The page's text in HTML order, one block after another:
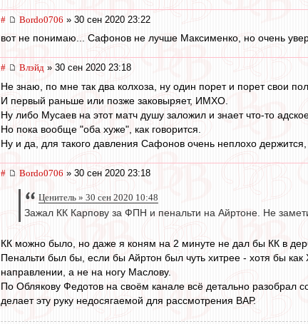
# Bordo0706 » 30 сен 2020 23:22
вот не понимаю... Сафонов не лучше Максименко, но очень
# Влэйд » 30 сен 2020 23:18
Не знаю, по мне так два колхоза, ну один порет и порет свои
И первый раньше или позже заковыряет, ИМХО.
Ну либо Мусаев на этот матч душу заложил и знает что-то
Но пока вообще "оба хуже", как говорится.
Ну и да, для такого давления Сафонов очень неплохо
# Bordo0706 » 30 сен 2020 23:18
Ценитель » 30 сен 2020 10:48
Зажал КК Карпову за ФПН и пенальти на Айртоне. Не
КК можно было, но даже я коням на 2 минуте не дал бы КК в
Пенальти был бы, если бы Айртон был чуть хитрее - хотя бы
направлении, а не на ногу Маслову.
По Облякову Федотов на своём канале всё детально разобрал
делает эту руку недосягаемой для рассмотрения ВАР.